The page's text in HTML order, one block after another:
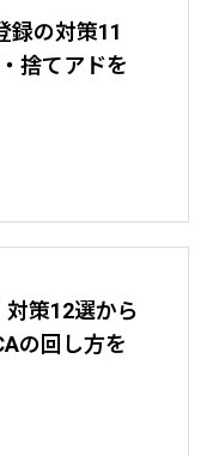
録の対策11
捨てアドを
策12選から
の回し方を